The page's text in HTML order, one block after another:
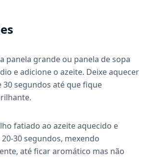
panela grande ou panela de sopa
e adicione o azeite. Deixe aquecer
30 segundos até que fique
fatiado ao azeite aquecido e
30 segundos, mexendo
até ficar aromático mas não